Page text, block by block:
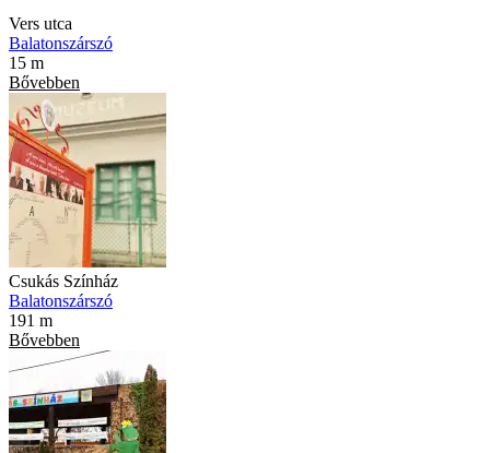
Vers utca
Balatonszárszó
15 m
Bővebben
Csukás Színház
Balatonszárszó
191 m
Bővebben